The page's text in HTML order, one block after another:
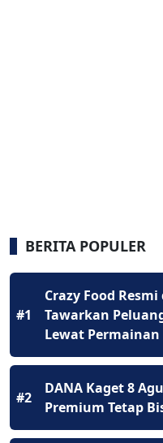
BERITA POPULER
#1
Crazy Food
Tawarkan
Lewat Permainan
#2
DANA Kaget 8
Premium Tetap